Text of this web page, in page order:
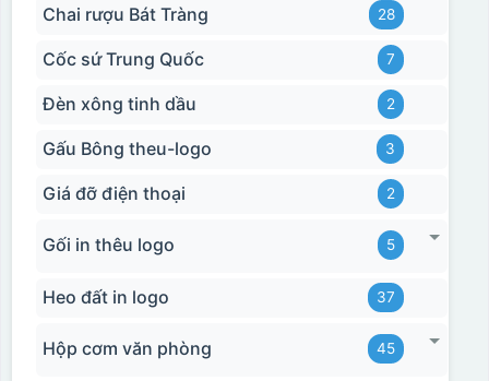
Chai rượu Bát Tràng 28
Cốc sứ Trung Quốc 7
Đèn xông tinh dầu 2
Gấu Bông theu-logo 3
Giá đỡ điện thoại 2
Gối in thêu logo 5
Heo đất in logo 37
Hộp cơm văn phòng 45